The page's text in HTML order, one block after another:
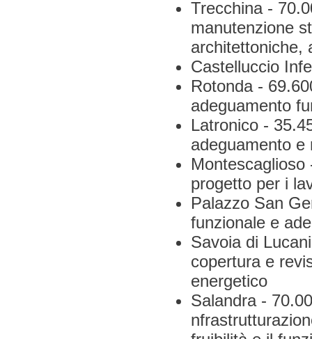
Trecchina -
manutenzione
architettoniche,
Castelluccio
Rotonda -
adeguamento
Latronico -
adeguamento e
progetto per i
Palazzo San
funzionale e
Savoia di
copertura e
energetico
Salandra -